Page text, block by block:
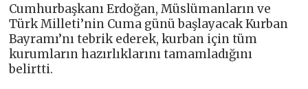
Cumhurbaşkanı Erdoğan, Müslümanların ve
Türk Milleti’nin Cuma günü başlayacak Kurban
Bayramı’nı tebrik ederek, kurban için tüm
kurumların hazırlıklarını tamamladığını
belirtti.